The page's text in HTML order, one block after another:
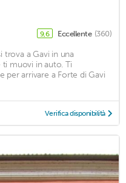
9,6 Eccellente (360)
a Gavi in una
muovi in auto. Ti
per arrivare a Forte di Gavi
Verifica disponibilità